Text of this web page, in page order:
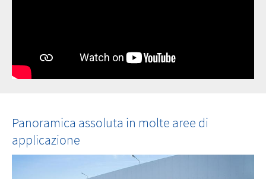
Panoramica assoluta in molte aree di
applicazione